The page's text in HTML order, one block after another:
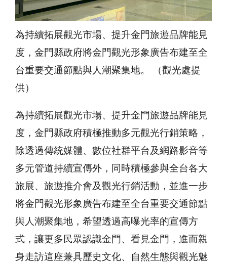
為持續拓展觀光市場、提升金門旅遊品牌能見
度，金門縣政府將金門觀光形象廣告布建至全
台重要交通節點與人潮聚集地。 （觀光處提
供）
為持續拓展觀光市場、提升金門旅遊品牌能見
度，金門縣政府積極推動多元觀光行銷策略，
除透過傳統媒體、數位社群平台及網路影音等
多元管道持續宣傳外，同時積極參與全台各大
旅展、旅遊推介會及觀光行銷活動，並進一步
將金門觀光形象廣告布建至全台重要交通節點
與人潮聚集地，希望透過高曝光率的宣傳方
式，讓更多民眾認識金門、看見金門，進而親
身走訪這座兼具歷史文化、自然生態與觀光魅